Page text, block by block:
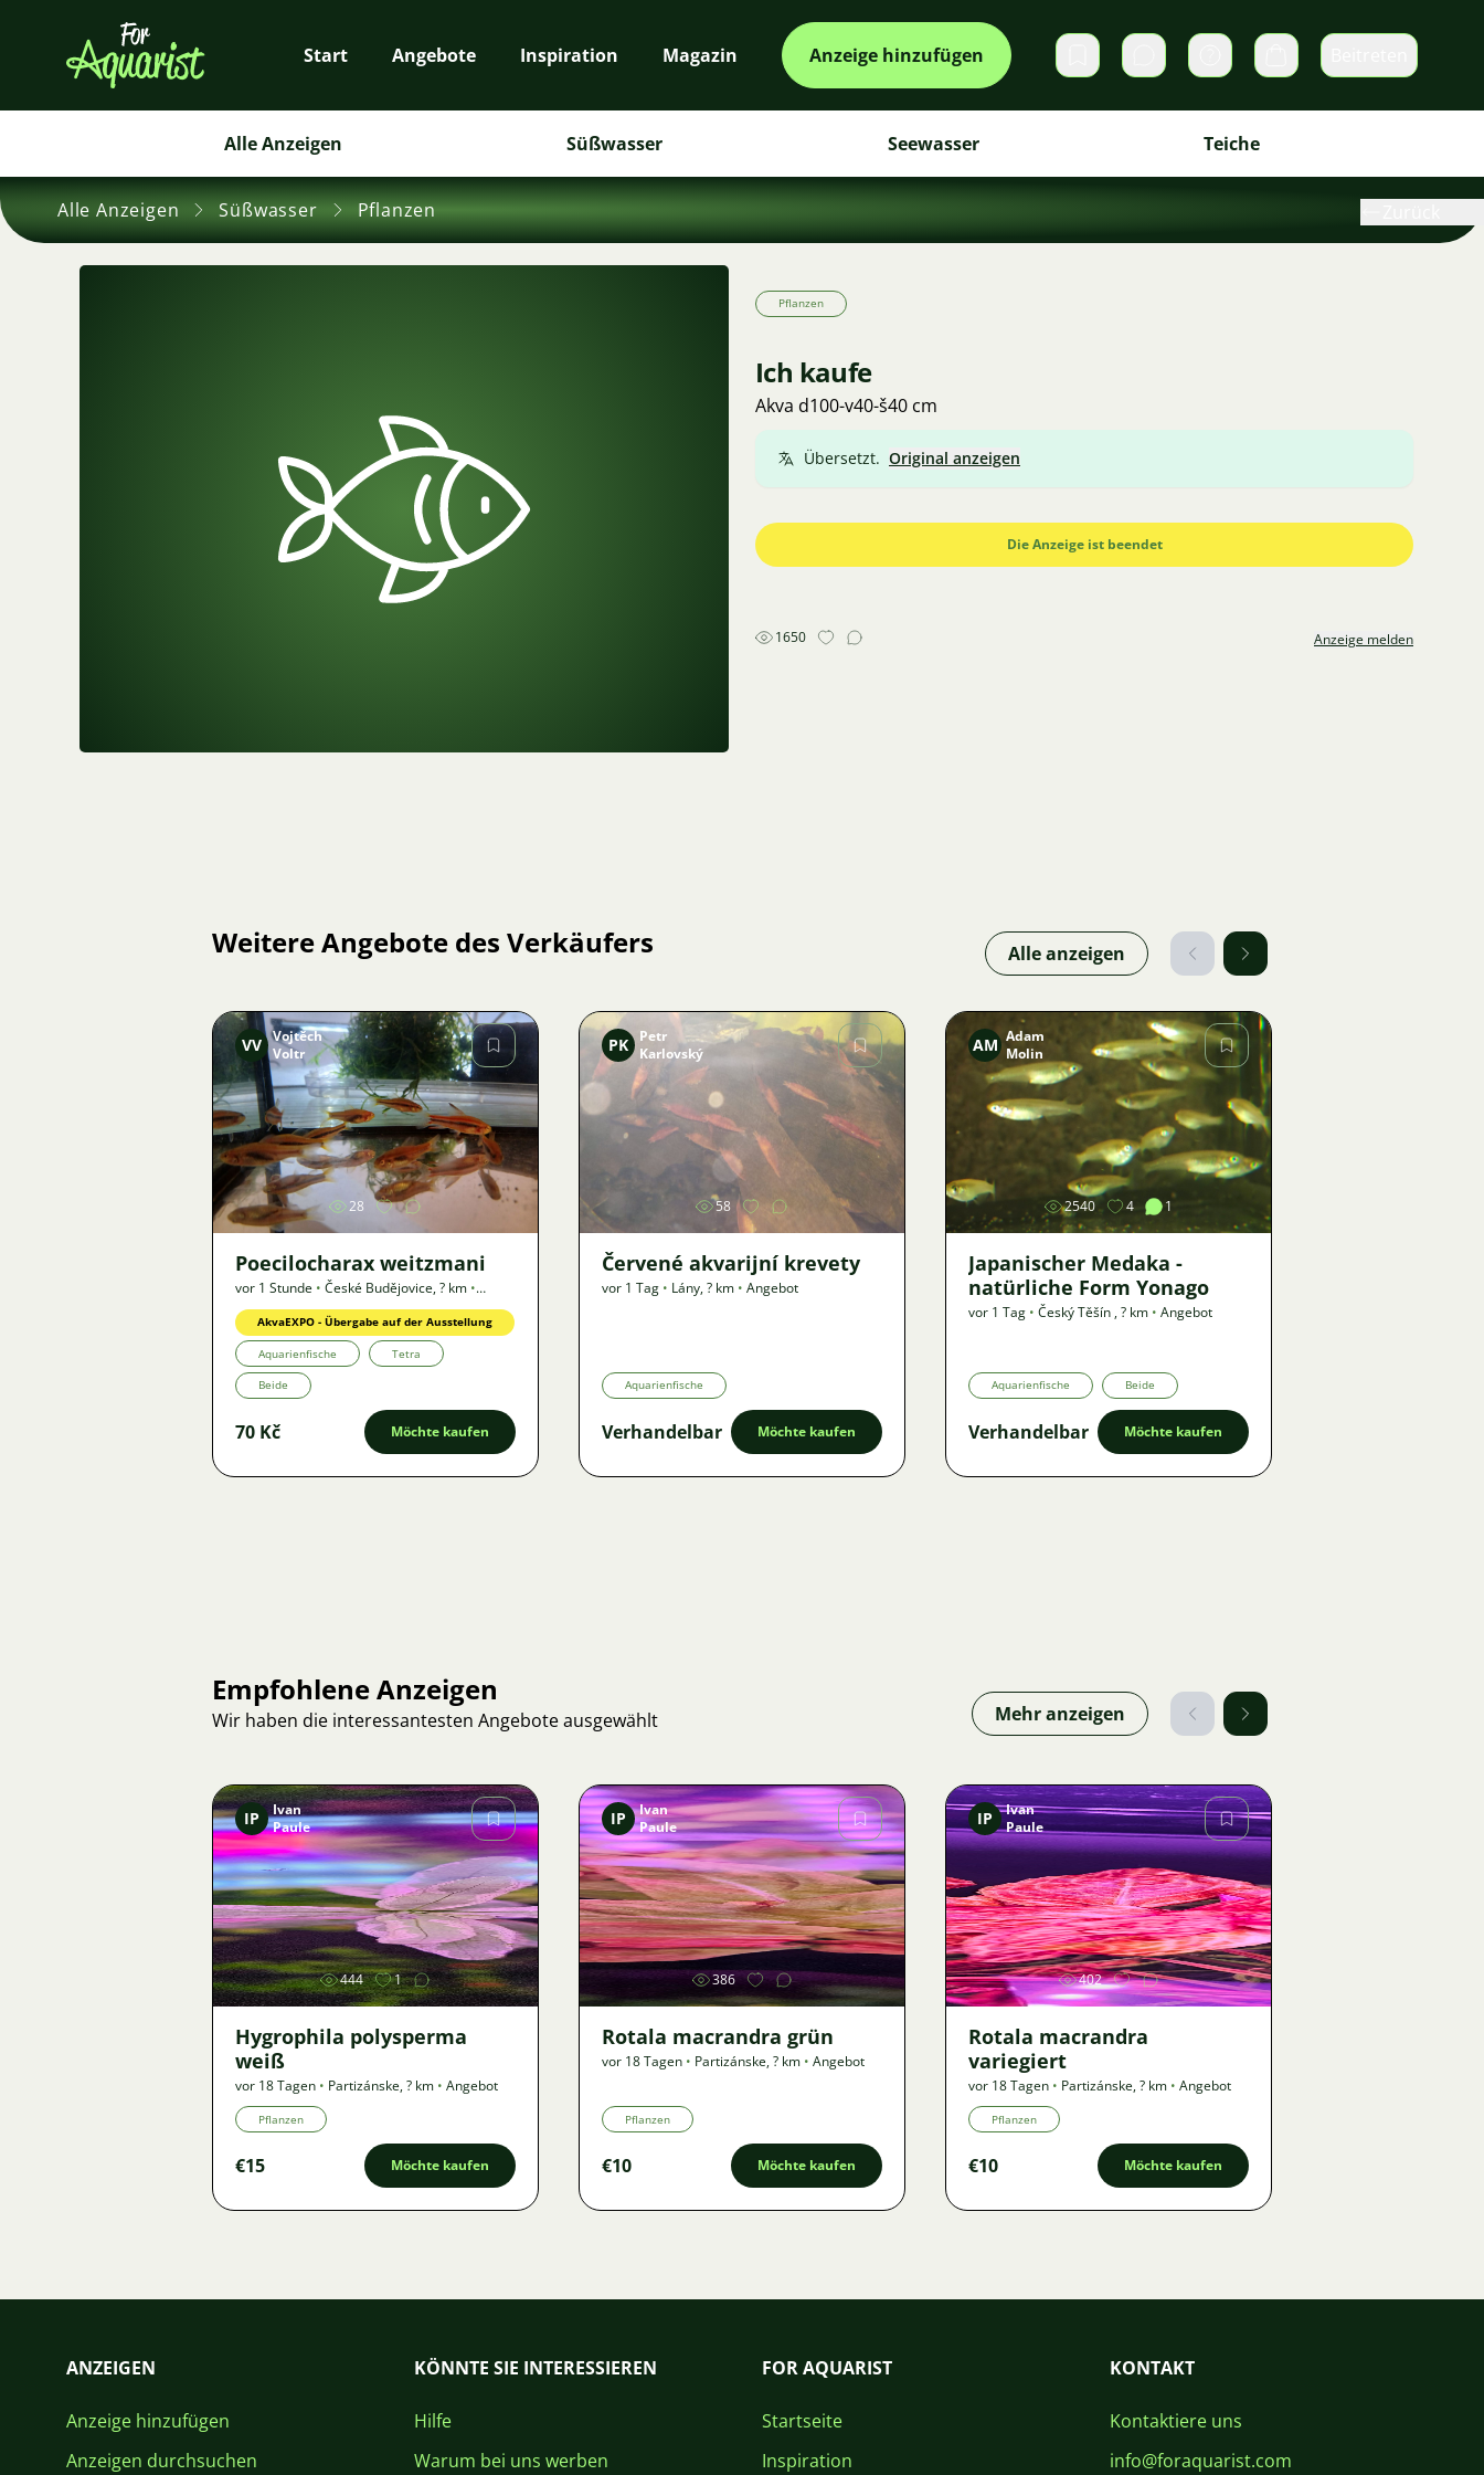
Start Angebote Inspiration Magazin Anzeige hinzufügen DirektnachrichtenWarenkorb
Alle Anzeigen Süßwasser Seewasser Teiche
Alle Anzeigen Süßwasser Pflanzen
Pflanzen
Ich kaufe
Akva d100-v40-š40 cm
Übersetzt. Original anzeigen
Die Anzeige ist beendet
1650 Anzeige melden
Weitere Angebote des Verkäufers Alle anzeigen
Bild
VV Vojtěch
Voltr
28
Poecilocharax weitzmani
vor 1 Stunde • České Budějovice,? km •
Angebot
AkvaEXPO - Übergabe auf der Ausstellung
Aquarienfische Tetra
Beide
70 Kč Möchte kaufen
Bild
PK
Petr
Karlovský
58
Červené akvarijní krevety
vor 1 Tag • Lány,? km • Angebot
Aquarienfische
Verhandelbar Möchte kaufen
Bild
AM Adam
Molin
2540 4 1
Japanischer Medaka -
natürliche Form Yonago
vor 1 Tag • Český Těšín ,? km • Angebot
Aquarienfische Beide
Verhandelbar Möchte kaufen
Empfohlene Anzeigen
Wir haben die interessantesten Angebote ausgewählt Mehr anzeigen
Bild
IP
Ivan
Paule
444 1
Hygrophila polysperma
weiß
vor 18 Tagen • Partizánske,? km • Angebot
Pflanzen
€15 Möchte kaufen
Bild
IP
Ivan
Paule
386
Rotala macrandra grün
vor 18 Tagen • Partizánske,? km • Angebot
Pflanzen
€10 Möchte kaufen
Bild
IP
Ivan
Paule
402
Rotala macrandra
variegiert
vor 18 Tagen • Partizánske,? km • Angebot
Pflanzen
€10 Möchte kaufen
ANZEIGEN
Anzeige hinzufügen
Anzeigen durchsuchen
KÖNNTE SIE INTERESSIEREN
Hilfe
Warum bei uns werben
FOR AQUARIST
Startseite
Inspiration
KONTAKT
Kontaktiere uns
info@foraquarist.com